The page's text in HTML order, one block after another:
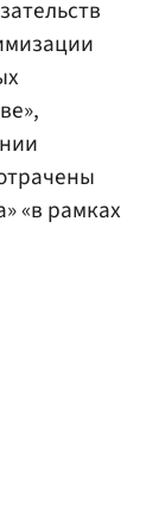
«в рамках